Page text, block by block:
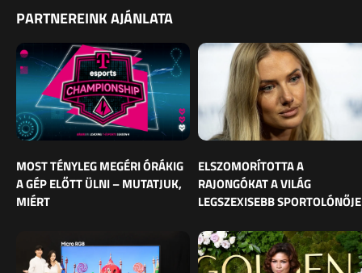
PARTNEREINK AJÁNLATA
MOST TÉNYLEG MEGÉRI ÓRÁKIG
A GÉP ELŐTT ÜLNI – MUTATJUK,
MIÉRT
ELSZOMORÍTOTTA A
RAJONGÓKAT A VILÁG
LEGSZEXISEBB SPORTOLÓNŐJE